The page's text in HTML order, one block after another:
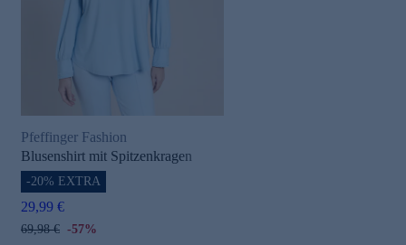
Pfeffinger Fashion
Blusenshirt mit Spitzenkragen
-20% EXTRA
29,99 €
69,98 € -57%